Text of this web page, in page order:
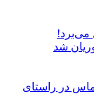
می‌برد!
شد
در راستای